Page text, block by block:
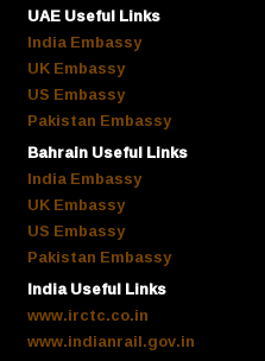
UAE Useful Links
India Embassy
UK Embassy
US Embassy
Pakistan Embassy
Bahrain Useful Links
India Embassy
UK Embassy
US Embassy
Pakistan Embassy
India Useful Links
www.irctc.co.in
www.indianrail.gov.in